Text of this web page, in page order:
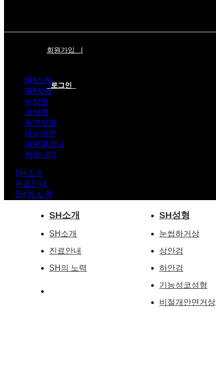
회원가입 |
로그인
SH소개
SH성형
눈성형
코성형
동안성형
리뉴비온
피부클리닉
커뮤니티
SH소개
진료안내
SH의 노력
SH소개
SH소개
진료안내
SH의 노력
SH성형
눈썹하거상
상안검
하안검
기능성코성형
비절개안면거상